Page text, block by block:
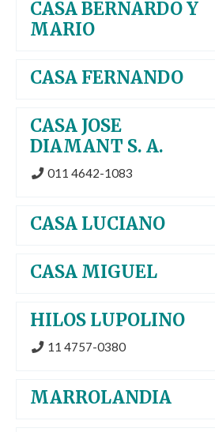
CASA BERNARDO Y
MARIO
CASA FERNANDO
CASA JOSE
DIAMANT S. A.
011 4642-1083
CASA LUCIANO
CASA MIGUEL
HILOS LUPOLINO
11 4757-0380
MARROLANDIA